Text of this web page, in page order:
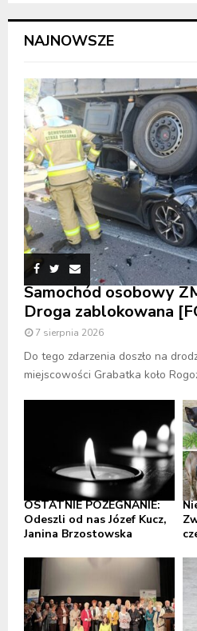
NAJNOWSZE
Samochód osobowy
Droga zablokowana
7 sierpnia 2026
Do tego zdarzenia doszło na
miejscowości Grabatka koło
OSTATNIE POŻEGNANIE:
Odeszli od nas Józef Kucz,
Janina Brzostowska